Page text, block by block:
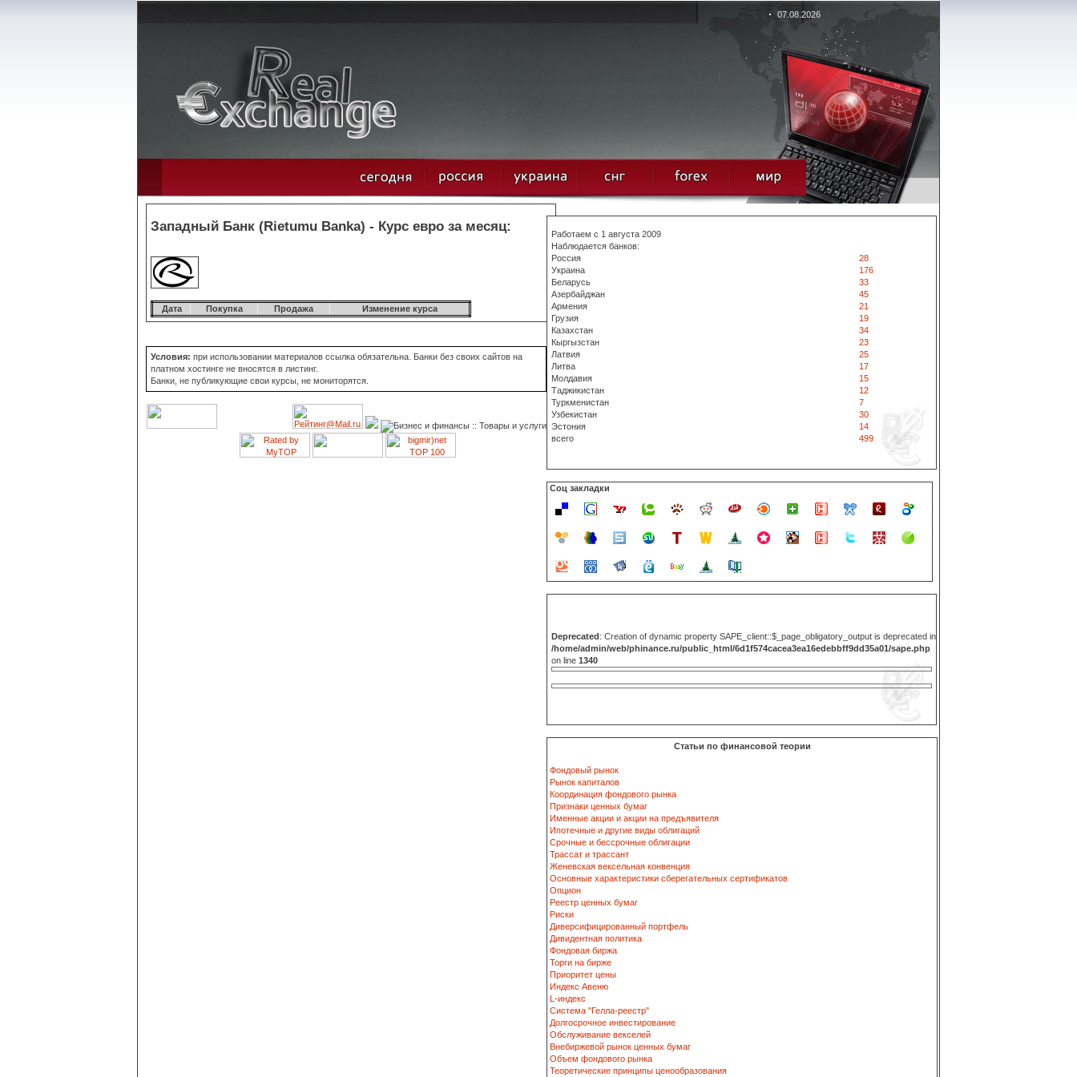
07.08.2026
Западный Банк (Rietumu Banka) - Курс евро за месяц:
Дата Покупка Продажа Изменение курса
Условия: при использовании материалов ссылка обязательна. Банки без своих сайтов на
платном хостинге не вносятся в листинг.
Банки, не публикующие свои курсы, не мониторятся.
Работаем с 1 августа 2009
Наблюдается банков:
Россия
28
Украина
176
Беларусь
33
Азербайджан
45
Армения
21
Грузия
19
Казахстан
34
Кыргызстан
23
Латвия
25
Литва
17
Молдавия
15
Таджикистан
12
Туркменистан
7
Узбекистан
30
Эстония
14
всего
499
Соц закладки
Deprecated: Creation of dynamic property SAPE_client::$_page_obligatory_output is deprecated in
/home/admin/web/phinance.ru/public_html/6d1f574cacea3ea16edebbff9dd35a01/sape.php
on line 1340
Статьи по финансовой теории
Фондовый рынок
Рынок капиталов
Координация фондового рынка
Признаки ценных бумаг
Именные акции и акции на предъявителя
Ипотечные и другие виды облигаций
Срочные и бессрочные облигации
Трассат и трассант
Женевская вексельная конвенция
Основные характеристики сберегательных сертификатов
Опцион
Реестр ценных бумаг
Риски
Диверсифицированный портфель
Дивидентная политика
Фондовая биржа
Торги на бирже
Приоритет цены
Индекс Авеню
L-индекс
Система "Гелла-реестр"
Долгосрочное инвестирование
Обслуживание векселей
Внебиржевой рынок ценных бумаг
Объем фондового рынка
Теоретические принципы ценообразования